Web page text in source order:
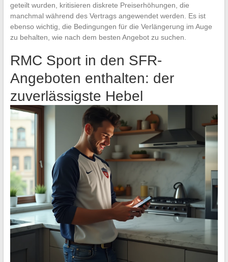
geteilt wurden, kritisieren diskrete Preiserhöhungen, die
manchmal während des Vertrags angewendet werden. Es ist
ebenso wichtig, die Bedingungen für die Verlängerung im Auge
zu behalten, wie nach dem besten Angebot zu suchen.
RMC Sport in den SFR-
Angeboten enthalten: der
zuverlässigste Hebel